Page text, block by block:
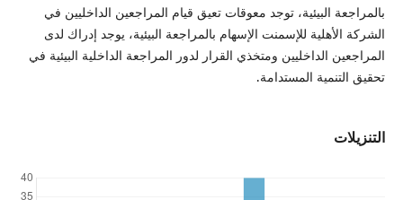
بالمراجعة البيئية، توجد معوقات تعيق قيام المراجعين الداخليين في
الشركة الأهلية للإسمنت الإسهام بالمراجعة البيئية، يوجد إدراك لدى
المراجعين الداخليين ومتخذي القرار لدور المراجعة الداخلية البيئية في
تحقيق التنمية المستدامة.
التنزيلات